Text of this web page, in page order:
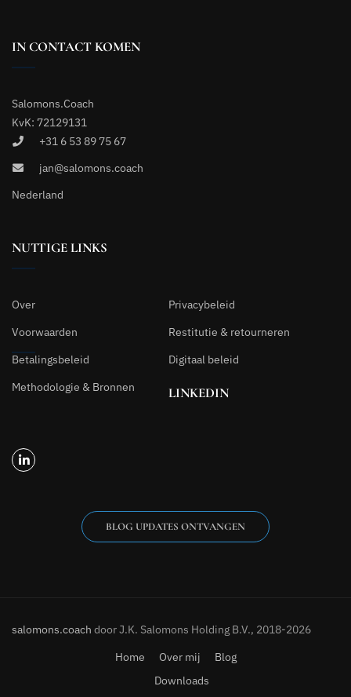
IN CONTACT KOMEN
Salomons.Coach
KvK: 72129131
+31 6 53 89 75 67
jan@salomons.coach
Nederland
NUTTIGE LINKS
Over
Privacybeleid
Voorwaarden
Restitutie & retourneren
Betalingsbeleid
Digitaal beleid
Methodologie & Bronnen
LINKEDIN
BLOG UPDATES ONTVANGEN
salomons.coach door J.K. Salomons Holding B.V., 2018-2026
Home
Over mij
Blog
Downloads